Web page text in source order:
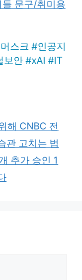
문구/취미용
스크 #인공지
보안 #xAI #IT
해 CNBC 전
관 고치는 법
추가 승인 1